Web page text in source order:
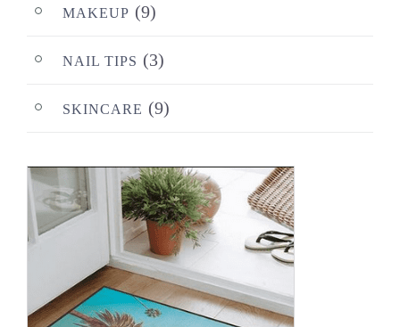
MAKEUP (9)
NAIL TIPS (3)
SKINCARE (9)